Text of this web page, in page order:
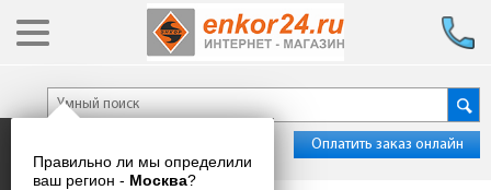
Правильно ли мы определили
ваш регион - Москва?
Оплатить заказ онлайн